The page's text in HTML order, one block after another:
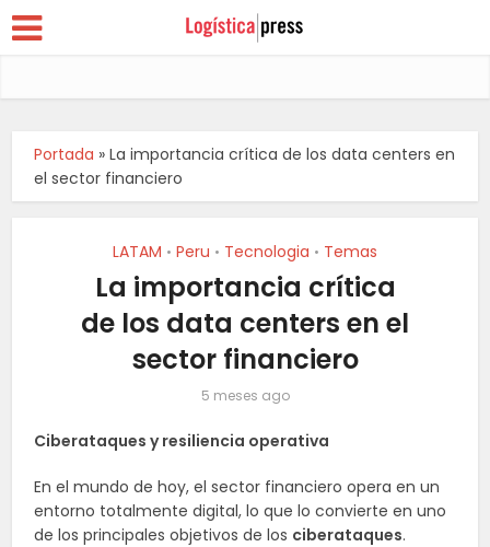
Portada »La importancia crítica de los data centers en
el sector financiero
LATAM • Peru • Tecnologia • Temas
La importancia crítica
de los data centers en el
sector financiero
5 meses ago
Ciberataques y resiliencia operativa
En el mundo de hoy, el sector financiero opera en un
entorno totalmente digital, lo que lo convierte en uno
de los principales objetivos de los ciberataques.